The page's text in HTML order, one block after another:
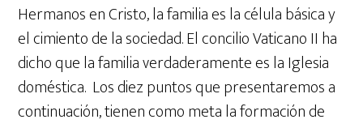
Hermanos en Cristo, la familia es la célula básica y
el cimiento de la sociedad. El concilio Vaticano II ha
dicho que la familia verdaderamente es la Iglesia
doméstica. Los diez puntos que presentaremos a
continuación, tienen como meta la formación de